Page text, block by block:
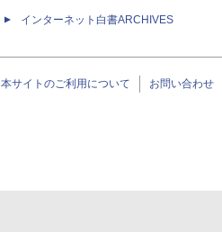
インターネット白書ARCHIVES
本サイトのご利用について お問い合わせ